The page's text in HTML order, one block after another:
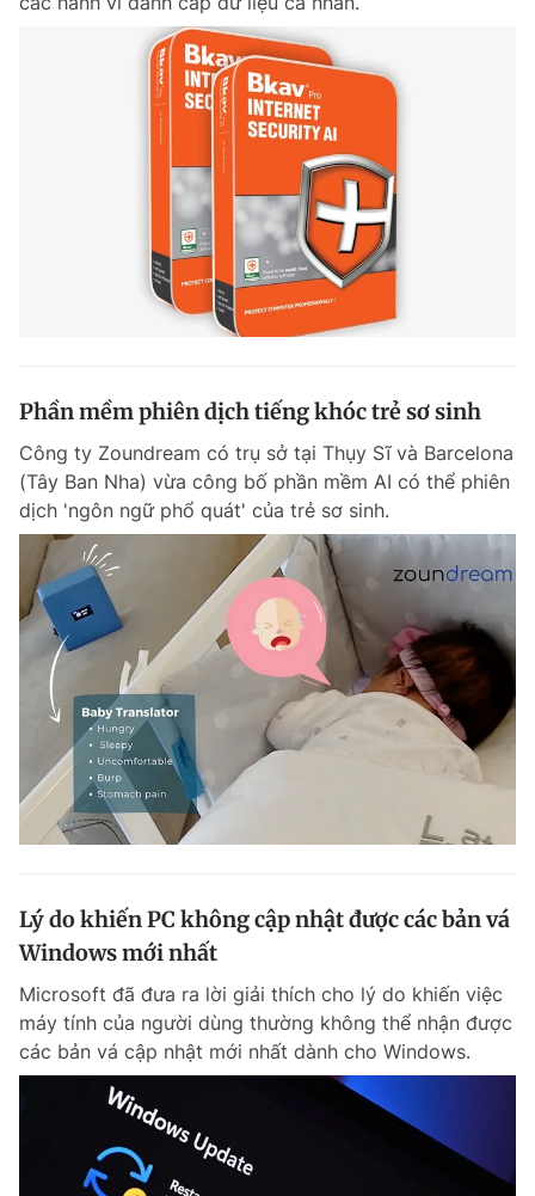
Phần mềm phiên dịch tiếng khóc trẻ sơ sinh
Công ty Zoundream có trụ sở tại Thụy Sĩ và Barcelona
(Tây Ban Nha) vừa công bố phần mềm AI có thể phiên
dịch 'ngôn ngữ phổ quát' của trẻ sơ sinh.
Lý do khiến PC không cập nhật được các bản vá
Windows mới nhất
Microsoft đã đưa ra lời giải thích cho lý do khiến việc
máy tính của người dùng thường không thể nhận được
các bản vá cập nhật mới nhất dành cho Windows.